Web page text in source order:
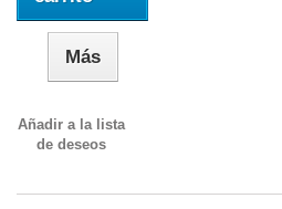
Más
Añadir a la lista
de deseos